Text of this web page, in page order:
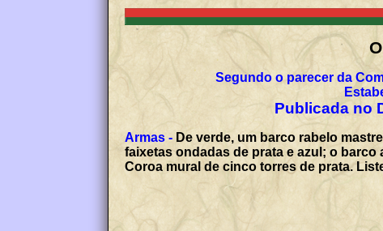
Segundo o parecer da
Publicada no
Armas - De verde, um barco rabelo
faixetas ondadas de prata e azul; o
Coroa mural de cinco torres de prata.